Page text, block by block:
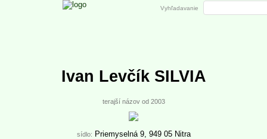
Ivan Levčík SILVIA
terajší názov od 2003
sídlo: Priemyselná 9, 949 05 Nitra
Vyhľadavanie